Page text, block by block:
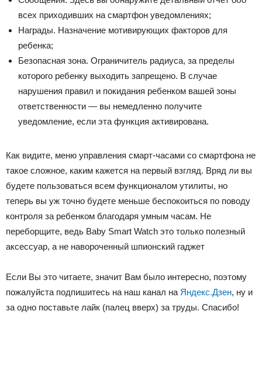
всех приходивших на смартфон уведомлениях;
Награды. Назначение мотивирующих факторов для
ребенка;
Безопасная зона. Ограничитель радиуса, за пределы
которого ребенку выходить запрещено. В случае
нарушения правил и покидания ребенком вашей зоны
ответственности — вы немедленно получите
уведомление, если эта функция активирована.
Как видите, меню управления смарт-часами со смартфона не
такое сложное, каким кажется на первый взгляд. Вряд ли вы
будете пользоваться всем функционалом утилиты, но
теперь вы уж точно будете меньше беспокоиться по поводу
контроля за ребенком благодаря умным часам. Не
переборщите, ведь Baby Smart Watch это только полезный
аксессуар, а не навороченный шпионский гаджет
Если Вы это читаете, значит Вам было интересно, поэтому
пожалуйста подпишитесь на наш канал на Яндекс.Дзен, ну и
за одно поставьте лайк (палец вверх) за труды. Спасибо!